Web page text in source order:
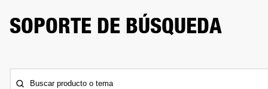
SOPORTE DE BÚSQUEDA
Buscar producto o tema